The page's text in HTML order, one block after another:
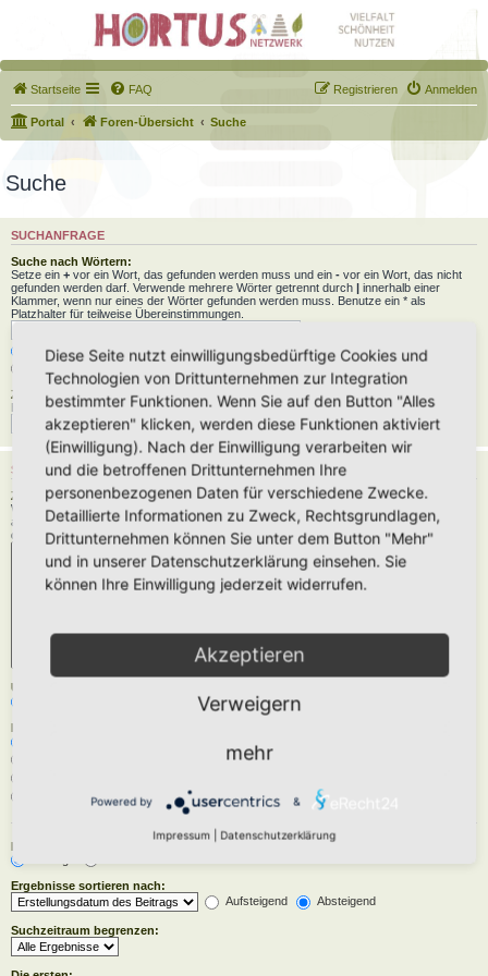
Startseite FAQ Anmelden
Registrieren
Portal Foren-Übersicht Suche
Suche
SUCHANFRAGE
Suche nach Wörtern:
Setze ein + vor ein Wort, das gefunden werden muss und ein - vor ein Wort, das nicht
gefunden werden darf. Verwende mehrere Wörter getrennt durch
innerhalb einer
Klammer, wenn nur eines der Wörter gefunden werden muss. Benutze ein * als
Platzhalter für teilweise Übereinstimmungen.
Nach allen Begriffen suchen oder Suche wie angegeben verwenden
Zu suchender Autor:
Benutze ein * als Platzhalter für teilweise Übereinstimmungen.
SUCHOPTIONEN
Zu durchsuchende Foren:
Wähle das Forum oder die Foren aus, in denen gesucht werden soll. Unterforen werden
automatisch mit durchsucht, sofern du die Option „Unterforen durchsuchen“ unten nicht
deaktivierst.
Unterforen durchsuchen:
Innerhalb suchen:
Nur im ersten Beitrag der Themen
Ergebnisse anzeigen als:
Ergebnisse sortieren nach:
Aufsteigend
Absteigend
Suchzeitraum begrenzen:
Diese Seite nutzt einwilligungsbedürftige Cookies und
Technologien von Drittunternehmen zur Integration
bestimmter Funktionen. Wenn Sie auf den Button "Alles
akzeptieren" klicken, werden diese Funktionen aktiviert
(Einwilligung). Nach der Einwilligung verarbeiten wir
und die betroffenen Drittunternehmen Ihre
personenbezogenen Daten für verschiedene Zwecke.
Detaillierte Informationen zu Zweck, Rechtsgrundlagen,
Drittunternehmen können Sie unter dem Button "Mehr"
und in unserer Datenschutzerklärung einsehen. Sie
können Ihre Einwilligung jederzeit widerrufen.
Akzeptieren
Verweigern
mehr
Powered by &
Impressum Datenschutzerklärung